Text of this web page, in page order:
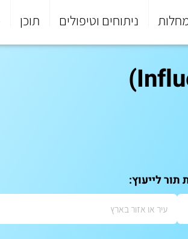
ניתוחים וטיפולים תוכן